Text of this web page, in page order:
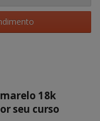
18k
seu curso